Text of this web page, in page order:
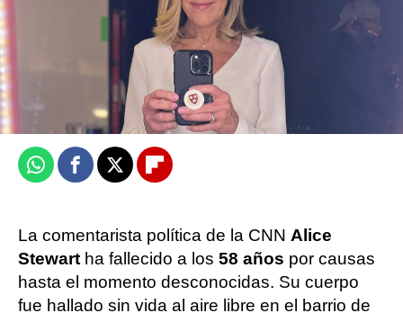
Carmen Ayesa Esquivel
Publicado: 20 de mayo de 2024, 11:03
WhatsappFacebook
X Flipboard
La comentarista política de la CNN Alice
Stewart ha fallecido a los 58 años por causas
hasta el momento desconocidas. Su cuerpo
fue hallado sin vida al aire libre en el barrio de